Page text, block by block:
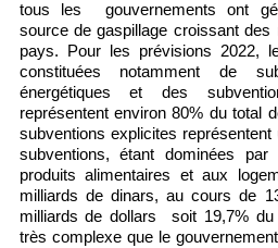
tous les gouvernements ont
source de gaspillage croissant
pays. Pour les prévisions 2022,
constituées notamment de
énergétiques et des
représentent environ 80% du total
subventions explicites
subventions, étant dominées
produits alimentaires et aux
milliards de dinars, au cours de
milliards de dollars soit 19,7% du
très complexe que le